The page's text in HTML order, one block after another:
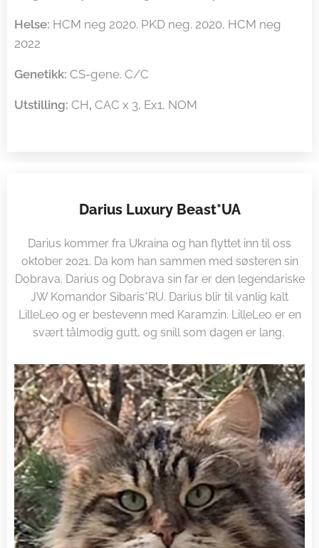
Helse: HCM neg 2020. PKD neg. 2020, HCM neg
2022
Genetikk: CS-gene. C/C
Utstilling: CH, CAC x 3, Ex1, NOM
Darius Luxury Beast*UA
Darius kommer fra Ukraina og han flyttet inn til oss
oktober 2021. Da kom han sammen med søsteren sin
Dobrava. Darius og Dobrava sin far er den legendariske
JW Komandor Sibaris*RU. Darius blir til vanlig kalt
LilleLeo og er bestevenn med Karamzin. LilleLeo er en
svært tålmodig gutt, og snill som dagen er lang.